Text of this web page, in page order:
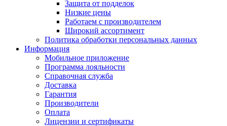
Защита от подделок
Низкие цены
Работаем с производителем
Широкий ассортимент
Политика обработки персональных данных
Информация
Мобильное приложение
Программа лояльности
Справочная служба
Доставка
Гарантия
Производители
Оплата
Лицензии и сертификаты